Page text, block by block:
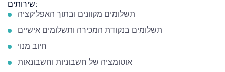
שירותים:
תשלומים מקוונים ובתוך האפליקציה
תשלומים בנקודת המכירה ותשלומים אישיים
חיוב מנוי
אוטומציה של חשבוניות וחשבונאות